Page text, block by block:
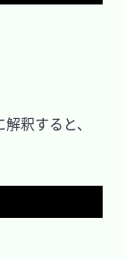
釈すると、